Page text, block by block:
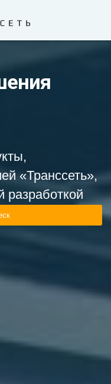
«Транссеть»,
разработкой